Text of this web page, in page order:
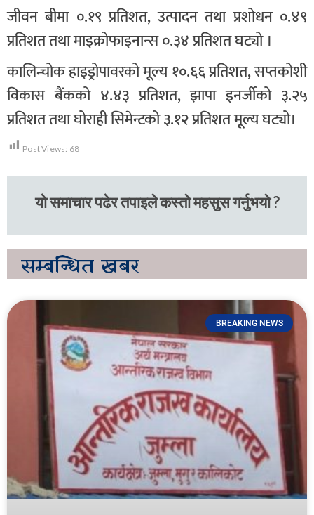
जीवन बीमा ०.१९ प्रतिशत, उत्पादन तथा प्रशोधन ०.४९
प्रतिशत तथा माइक्रोफाइनान्स ०.३४ प्रतिशत घट्यो ।
कालिन्चोक हाइड्रोपावरको मूल्य १०.६६ प्रतिशत, सप्तकोशी
विकास बैंकको ४.४३ प्रतिशत, झापा इनर्जीको ३.२५
प्रतिशत तथा घोराही सिमेन्टको ३.१२ प्रतिशत मूल्य घट्यो।
Post Views: 68
यो समाचार पढेर तपाइले कस्तो महसुस गर्नुभयो ?
सम्बन्धित खबर
BREAKING NEWS